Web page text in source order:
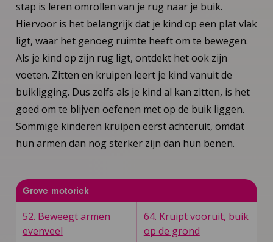
stap is leren omrollen van je rug naar je buik.
Hiervoor is het belangrijk dat je kind op een plat vlak
ligt, waar het genoeg ruimte heeft om te bewegen.
Als je kind op zijn rug ligt, ontdekt het ook zijn
voeten. Zitten en kruipen leert je kind vanuit de
buikligging. Dus zelfs als je kind al kan zitten, is het
goed om te blijven oefenen met op de buik liggen.
Sommige kinderen kruipen eerst achteruit, omdat
hun armen dan nog sterker zijn dan hun benen.
Grove motoriek
52. Beweegt armen
evenveel
64. Kruipt vooruit, buik
op de grond